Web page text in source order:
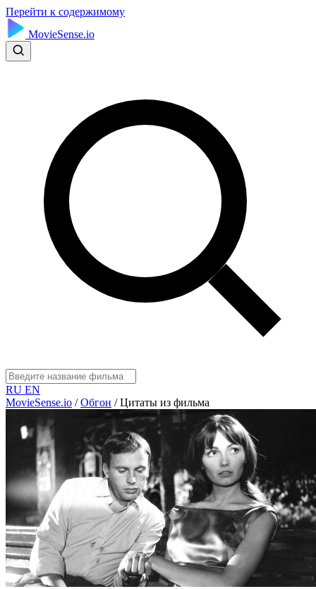
Перейти к содержимому
MovieSense.io
RU EN
MovieSense.io / Обгон / Цитаты из фильма